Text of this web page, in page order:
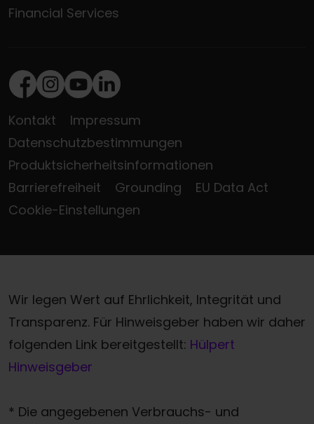
Financial Services
Facebook
Instagram
Youtube
LinkedIn
Kontakt
Impressum
Datenschutzbestimmungen
Produktsicherheitsinformationen
Barrierefreiheit
Grounding
EU Data Act
Cookie-Einstellungen
Wir legen Wert auf Ehrlichkeit, Integrität und
Transparenz. Für Hinweisgeber haben wir daher
folgenden Link bereitgestellt: Hülpert
Hinweisgeber
* Die angegebenen Verbrauchs- und